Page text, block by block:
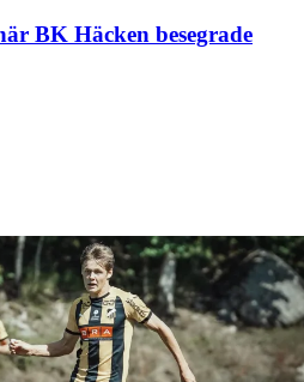
BK Häcken besegrade